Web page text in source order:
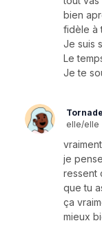
bien
fidèle à
Je suis
Le
Je te
elle/elle
je
ressent
que tu
ça
mieux